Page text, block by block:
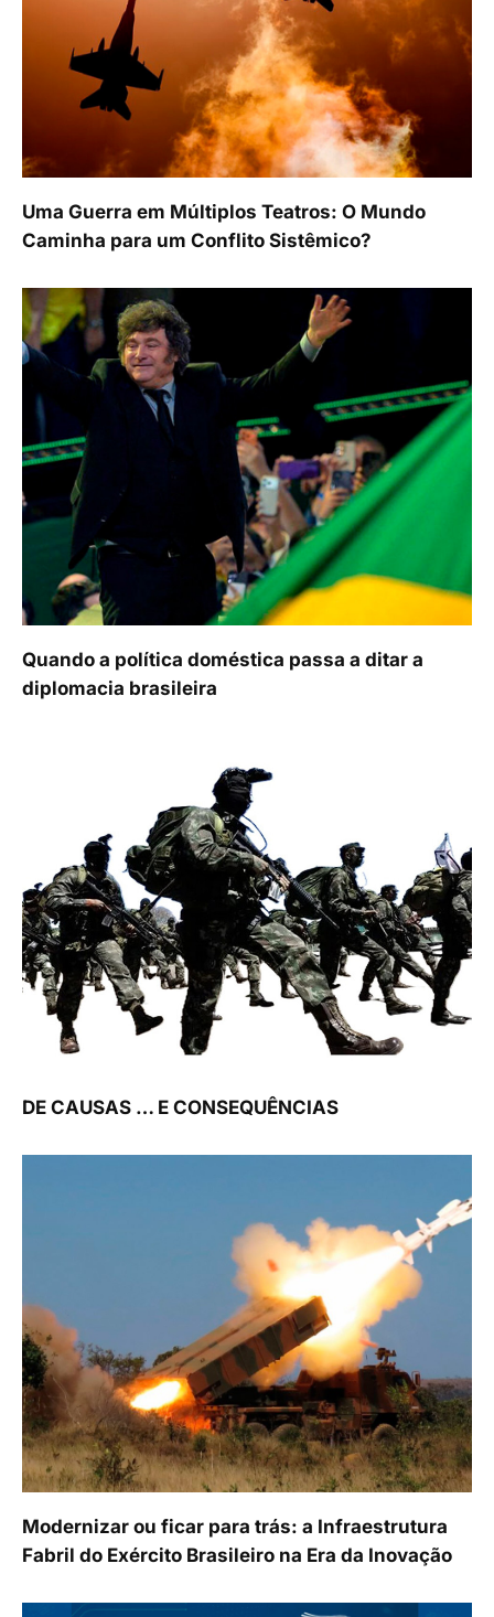
Uma Guerra em Múltiplos Teatros: O Mundo
Caminha para um Conflito Sistêmico?
Quando a política doméstica passa a ditar a
diplomacia brasileira
DE CAUSAS … E CONSEQUÊNCIAS
Modernizar ou ficar para trás: a Infraestrutura
Fabril do Exército Brasileiro na Era da Inovação